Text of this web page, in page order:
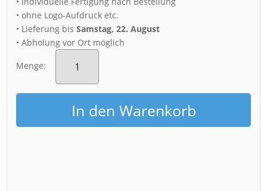
• ohne Logo-Aufdruck etc.
• Lieferung bisSamstag, 22. August
• Abholung vor Ort möglich
Menge:
Acryl
Board
Dresden
Skyline
Blauen
Stunde
In den Warenkorb